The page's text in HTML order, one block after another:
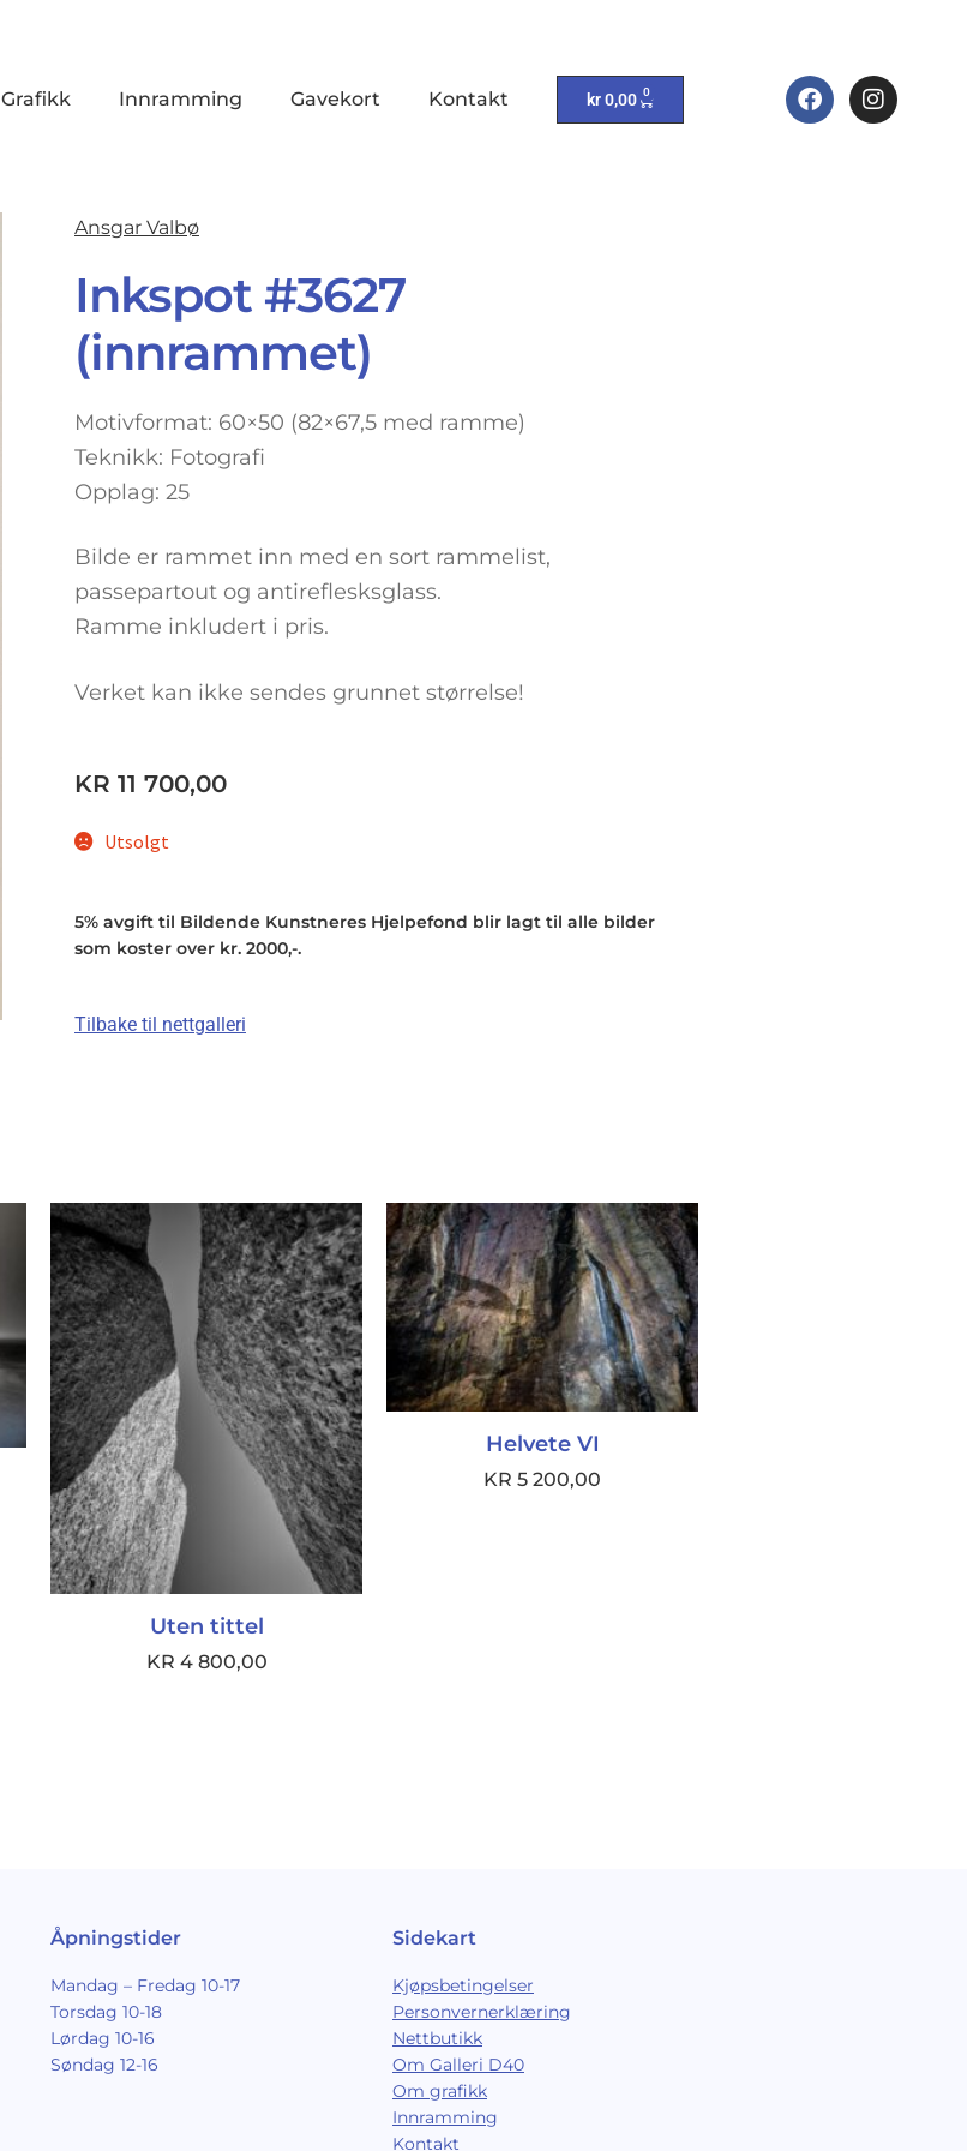
Grafikk Innramming Gavekort Kontakt kr0,00 0
Ansgar Valbø
Inkspot #3627
(innrammet)
Motivformat: 60×50 (82×67,5 med ramme)
Teknikk: Fotografi
Opplag: 25
Bilde er rammet inn med en sort rammelist,
passepartout og antireflesksglass.
Ramme inkludert i pris.
Verket kan ikke sendes grunnet størrelse!
KR 11 700,00
Utsolgt
5% avgift til Bildende Kunstneres Hjelpefond blir lagt til alle bilder
som koster over kr. 2000,-.
Tilbake til nettgalleri
Uten tittel
KR 4 800,00
Helvete VI
KR 5 200,00
Åpningstider
Mandag – Fredag 10-17
Torsdag 10-18
Lørdag 10-16
Søndag 12-16
Sidekart
Kjøpsbetingelser
Personvernerklæring
Nettbutikk
Om Galleri D40
Om grafikk
Innramming
Kontakt